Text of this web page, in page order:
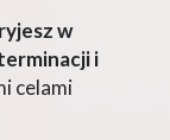
w
i
celami